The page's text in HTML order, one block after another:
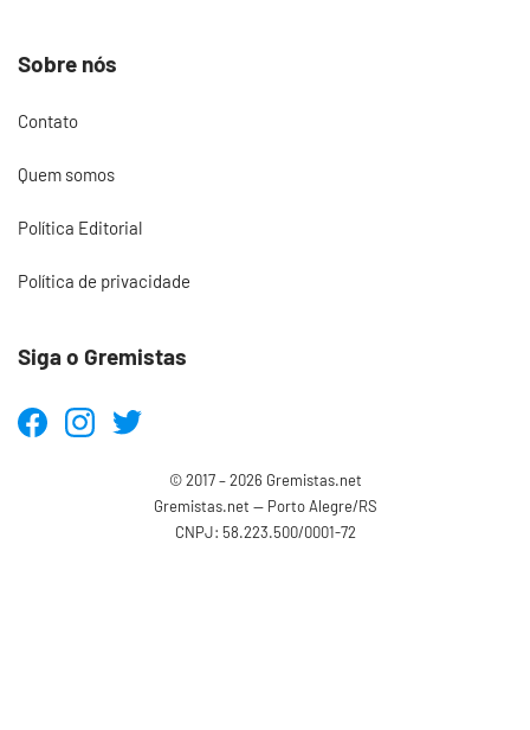
Sobre nós
Contato
Quem somos
Política Editorial
Política de privacidade
Siga o Gremistas
© 2017 – 2026 Gremistas.net
Gremistas.net — Porto Alegre/RS
CNPJ: 58.223.500/0001-72